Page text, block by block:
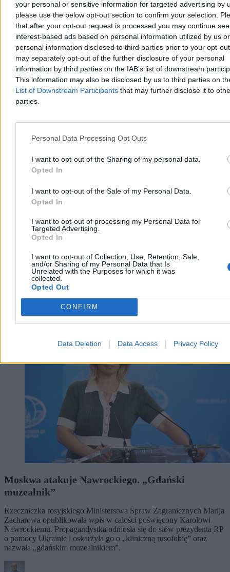
your personal or sensitive information for targeted advertising by
please use the below opt-out section to confirm your selection.
that after your opt-out request is processed you may continue
interest-based ads based on personal information utilized by us or
personal information disclosed to third parties prior to your opt-
may separately opt-out of the further disclosure of your personal
information by third parties on the IAB’s list of downstream
This information may also be disclosed by us to third parties on
List of Downstream Participants that may further disclose it to
parties.
Personal Data Processing Opt Outs
I want to opt-out of the Sharing of my personal data.
Opted In
I want to opt-out of the Sale of my Personal Data.
Opted In
I want to opt-out of processing my Personal Data for
Targeted Advertising.
Opted In
I want to opt-out of Collection, Use, Retention, Sale,
and/or Sharing of my Personal Data that Is
Unrelated with the Purposes for which it was
collected.
Opted Out
CONFIRM
Data Deletion Data Access Privacy Policy
Niewiadoma-Phinney wygrywa etap na Mont
Ventoux. Polka liderką Tour de France
Katarzyna Niewiadoma-Phinney (Canyon-SRAM) wygrała 7. etap
Tour de France Kobiet, kończący się na szczycie Mont Ventoux, i
została nową liderką klasyfikacji generalnej. To jej pierwsze
etapowe zwycięstwo od 2019 r. Ósma na etapie była Dominika
Włodarczyk (UAE Team ADQ), tracąc 3 minuty i 26 sekund.
Reklama
Świat
Moskwa atakuje Nawrockiego. „Gdański
muzealnik”
Rzeczniczka rosyjskiego Ministerstwa Spraw Zagranicznych Marija
Zacharowa opublikowała wpis w całości poświęcony Karolowi
Nawrockiemu. Propagandystka odniosła się do słów prezydenta RP
o pomocy Ukrainie i oskarżyła go o „kliniczną rusofobię” oraz
nazwała „gdańskim muzealnikiem”.